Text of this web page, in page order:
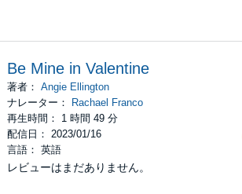
Be Mine in Valentine
著者：Angie Ellington
ナレーター： Rachael Franco
再生時間： 1 時間 49 分
配信日： 2023/01/16
言語： 英語
レビューはまだありません。